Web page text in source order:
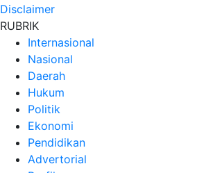
Disclaimer
RUBRIK
Internasional
Nasional
Daerah
Hukum
Politik
Ekonomi
Pendidikan
Advertorial